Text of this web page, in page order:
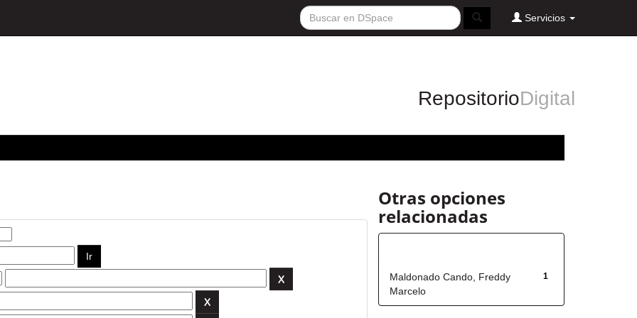
Servicios
RepositorioDigital
Otras opciones
relacionadas
1
Maldonado Cando, Freddy
Marcelo